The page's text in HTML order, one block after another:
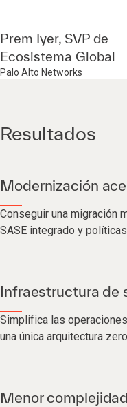
Prem Iyer, SVP de
Ecosistema Global
Palo Alto Networks
Resultados
Modernización
Conseguir una migración
SASE integrado y
Infraestructura de
Simplifica las
una única arquitectura
Menor complejidad